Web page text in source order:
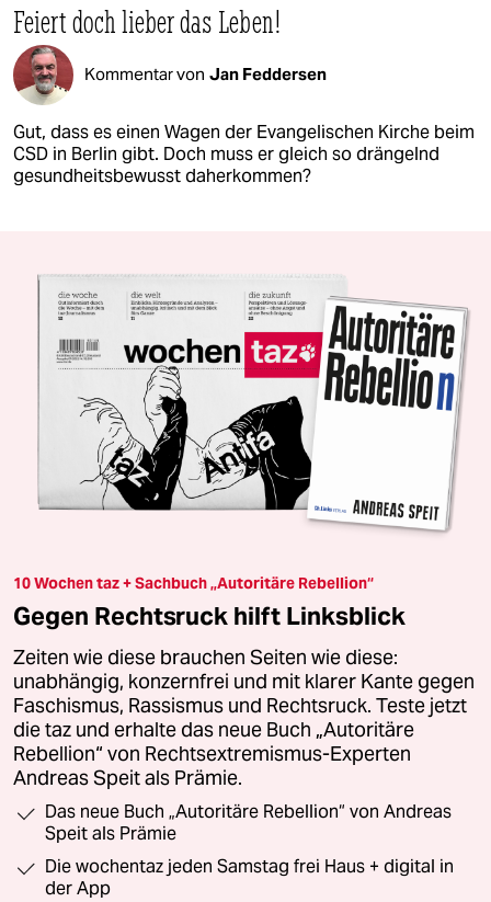
Feiert doch lieber das Leben!
Kommentar von Jan Feddersen
Gut, dass es einen Wagen der Evangelischen Kirche beim
CSD in Berlin gibt. Doch muss er gleich so drängelnd
gesundheitsbewusst daherkommen?
10 Wochen taz + Sachbuch „Autoritäre Rebellion“
Gegen Rechtsruck hilft Linksblick
Zeiten wie diese brauchen Seiten wie diese:
unabhängig, konzernfrei und mit klarer Kante gegen
Faschismus, Rassismus und Rechtsruck. Teste jetzt
die taz und erhalte das neue Buch „Autoritäre
Rebellion“ von Rechtsextremismus-Experten
Andreas Speit als Prämie.
Das neue Buch „Autoritäre Rebellion“ von Andreas
Speit als Prämie
Die wochentaz jeden Samstag frei Haus + digital in
der App